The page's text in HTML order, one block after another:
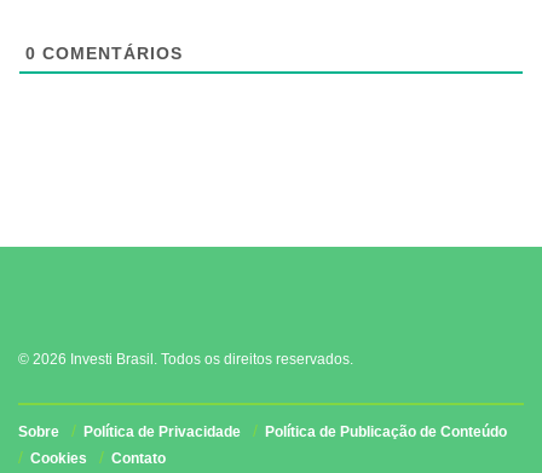
0 COMENTÁRIOS
© 2026 Investi Brasil. Todos os direitos reservados.
Sobre Política de Privacidade
Política de Publicação de Conteúdo
Cookies
Contato